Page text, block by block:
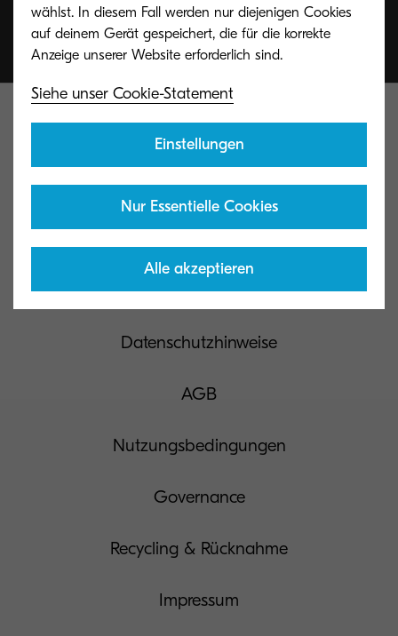
Kyocera Document Solutions Global
Kontakt
Datenschutzhinweise
AGB
Nutzungsbedingungen
Governance
Recycling & Rücknahme
Impressum
wählst. In diesem Fall werden nur diejenigen Cookies
auf deinem Gerät gespeichert, die für die korrekte
Siehe unser Cookie-Statement
Einstellungen
Nur Essentielle Cookies
Alle akzeptieren